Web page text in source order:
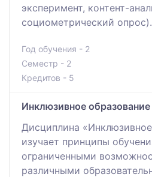
эксперимент, контент-
социометрический опрос).
Год обучения - 2
Семестр - 2
Кредитов - 5
Инклюзивное образование
Дисциплина
изучает принципы
ограниченными
различными